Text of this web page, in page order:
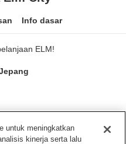
Info dasar
ELM!
untuk meningkatkan
kinerja serta lalu